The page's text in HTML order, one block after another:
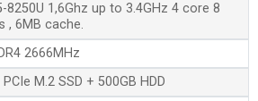
8250U 1,6Ghz up to 3.4GHz 4 core 8
, 6MB cache.
2666MHz
PCIe M.2 SSD + 500GB HDD